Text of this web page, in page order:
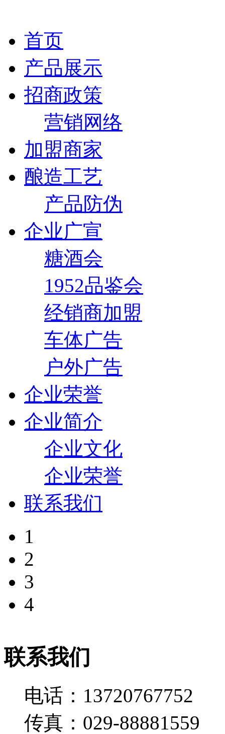
首页
产品展示
招商政策
营销网络
加盟商家
酿造工艺
产品防伪
企业广宣
糖酒会
1952品鉴会
经销商加盟
车体广告
户外广告
企业荣誉
企业简介
企业文化
企业荣誉
联系我们
1
2
3
4
联系我们
电话：13720767752
传真：029-88881559